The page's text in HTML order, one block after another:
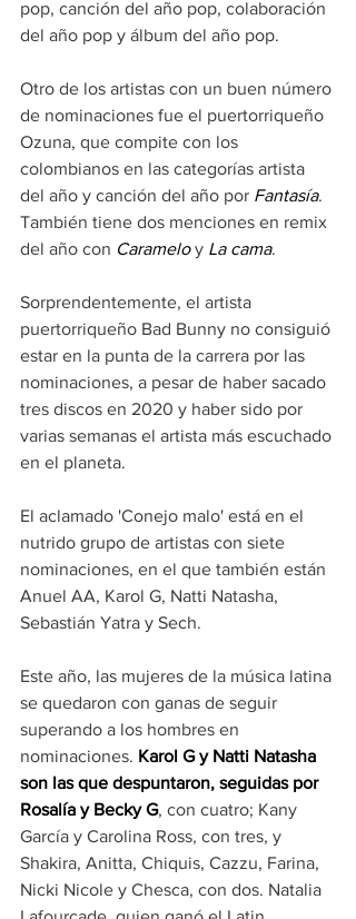
pop, canción del año pop, colaboración
del año pop y álbum del año pop.
Otro de los artistas con un buen número
de nominaciones fue el puertorriqueño
Ozuna, que compite con los
colombianos en las categorías artista
del año y canción del año por Fantasía.
También tiene dos menciones en remix
del año con Caramelo y La cama.
Sorprendentemente, el artista
puertorriqueño Bad Bunny no consiguió
estar en la punta de la carrera por las
nominaciones, a pesar de haber sacado
tres discos en 2020 y haber sido por
varias semanas el artista más escuchado
en el planeta.
El aclamado 'Conejo malo' está en el
nutrido grupo de artistas con siete
nominaciones, en el que también están
Anuel AA, Karol G, Natti Natasha,
Sebastián Yatra y Sech.
Este año, las mujeres de la música latina
se quedaron con ganas de seguir
superando a los hombres en
nominaciones. Karol G y Natti Natasha
son las que despuntaron, seguidas por
Rosalía y Becky G, con cuatro; Kany
García y Carolina Ross, con tres, y
Shakira, Anitta, Chiquis, Cazzu, Farina,
Nicki Nicole y Chesca, con dos. Natalia